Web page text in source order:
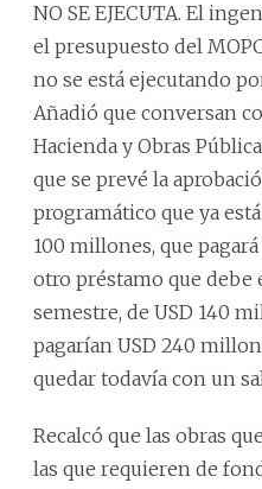
NO SE EJECUTA. El
el presupuesto del
no se está ejecutando
Añadió que conversan
Hacienda y Obras
que se prevé la
programático que ya
100 millones, que pagará
otro préstamo que debe
semestre, de USD 140
pagarían USD 240
quedar todavía con un
Recalcó que las obras
las que requieren de